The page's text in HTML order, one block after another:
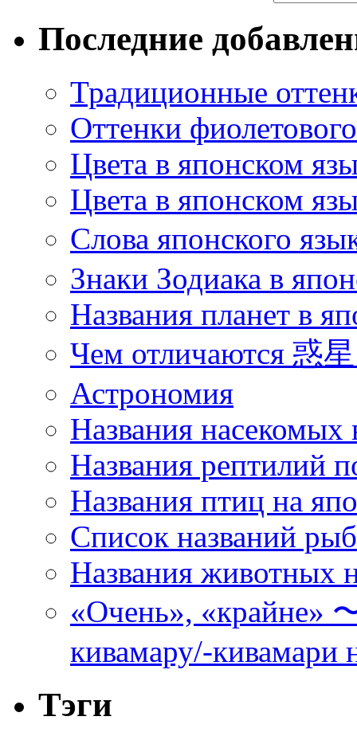
Последние
Традиционные
Оттенки
Цвета в японском
Цвета в японском
Слова японского
Знаки Зодиака в
Названия планет в
Чем отличаются 惑
Астрономия
Названия насекомых
Названия рептилий
Названия птиц на
Список названий
Названия животных
«Очень», «крайне»
кивамару/-кивамари
Тэги